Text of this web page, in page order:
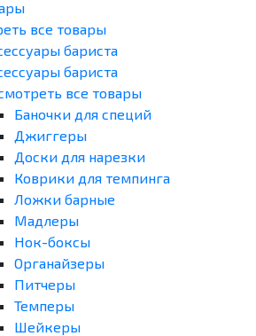
все товары
бариста
бариста
все товары
Баночки для специй
Джиггеры
Доски для нарезки
Коврики для темпинга
Ложки барные
Мадлеры
Нок-боксы
Органайзеры
Питчеры
Темперы
Шейкеры